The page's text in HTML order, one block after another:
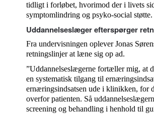
tidligt i forløbet, hvorimod der i livets
symptomlindring og psyko-social støtte.
Uddannelseslæger efterspørger
Fra undervisningen oplever Jonas
retningslinjer at læne sig op ad.
”Uddannelseslægerne fortæller mig, at
en systematisk tilgang til
ernæringsindsatsen ude i klinikken, for
overfor patienten. Så
screening og behandling i henhold til